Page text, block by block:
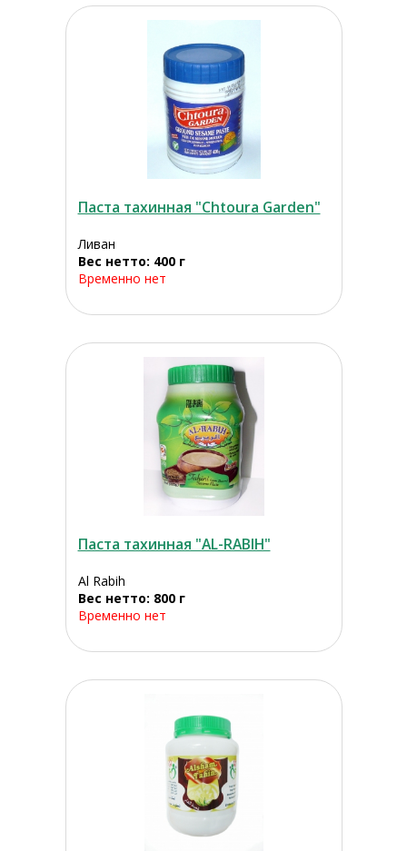
Паста тахинная "Chtoura Garden"
Ливан
Вес нетто: 400 г
Временно нет
Паста тахинная "AL-RABIH"
Al Rabih
Вес нетто: 800 г
Временно нет